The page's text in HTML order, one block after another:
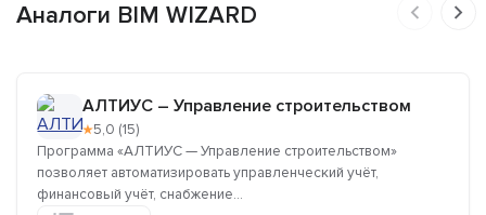
Аналоги BIM WIZARD
АЛТИУС – Управление строительством
★5,0 (15)
Программа «АЛТИУС — Управление строительством»
позволяет автоматизировать управленческий учёт,
финансовый учёт, снабжение...